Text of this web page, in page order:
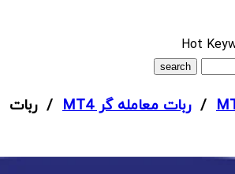
Hot
/ربات معامله گر MT4
/ ربات